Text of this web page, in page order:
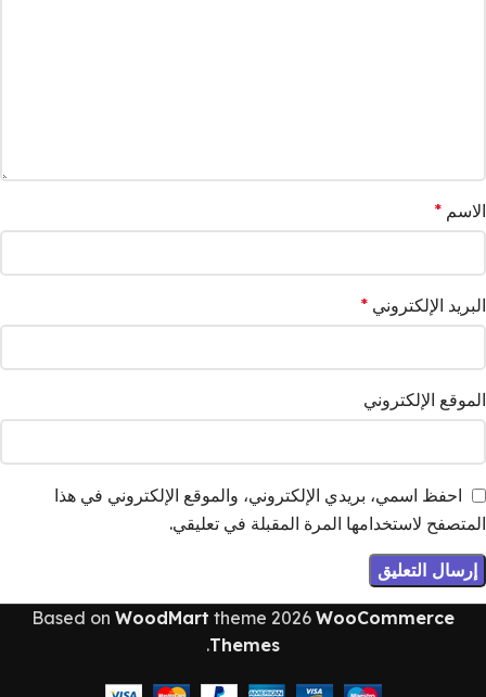
الاسم *
البريد الإلكتروني *
الموقع الإلكتروني
احفظ اسمي، بريدي الإلكتروني، والموقع الإلكتروني في هذا
المتصفح لاستخدامها المرة المقبلة في تعليقي.
Based on WoodMart theme 2026 WooCommerce
Themes
.